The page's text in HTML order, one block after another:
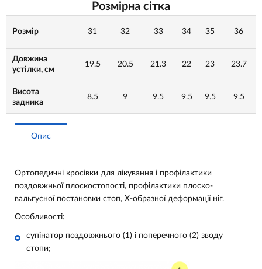
Розмірна сітка
Розмір 31 32 33 34 35 36
Довжина
устілки, см
19.5 20.5 21.3 22 23 23.7
Висота
задника
8.5 9 9.5 9.5 9.5 9.5
Опис
Ортопедичні кросівки для лікування і профілактики
поздовжньої плоскостопості, профілактики плоско-
вальгусної постановки стоп, Х-образної деформації ніг.
Особливості:
супінатор поздовжнього (1) і поперечного (2) зводу
стопи;